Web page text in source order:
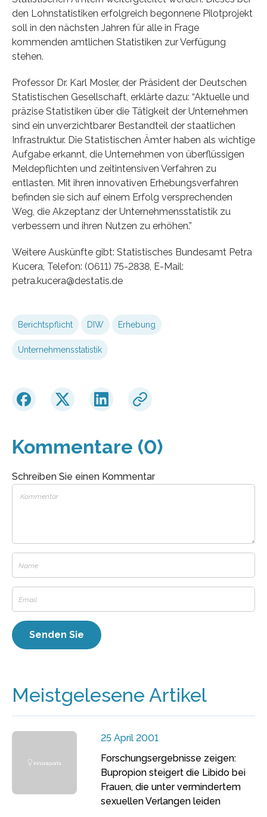
den Lohnstatistiken erfolgreich begonnene Pilotprojekt
soll in den nächsten Jahren für alle in Frage
kommenden amtlichen Statistiken zur Verfügung
stehen.
Professor Dr. Karl Mosler, der Präsident der Deutschen
Statistischen Gesellschaft, erklärte dazu: “Aktuelle und
präzise Statistiken über die Tätigkeit der Unternehmen
sind ein unverzichtbarer Bestandteil der staatlichen
Infrastruktur. Die Statistischen Ämter haben als wichtige
Aufgabe erkannt, die Unternehmen von überflüssigen
Meldepflichten und zeitintensiven Verfahren zu
entlasten. Mit ihren innovativen Erhebungsverfahren
befinden sie sich auf einem Erfolg versprechenden
Weg, die Akzeptanz der Unternehmensstatistik zu
verbessern und ihren Nutzen zu erhöhen.”
Weitere Auskünfte gibt: Statistisches Bundesamt Petra
Kucera, Telefon: (0611) 75-2838, E-Mail:
petra.kucera@destatis.de
Berichtspflicht DIW Erhebung
Unternehmensstatistik
Kommentare (0)
Schreiben Sie einen Kommentar
Meistgelesene Artikel
25 April 2001
Forschungsergebnisse zeigen:
Bupropion steigert die Libido bei
Frauen, die unter vermindertem
sexuellen Verlangen leiden